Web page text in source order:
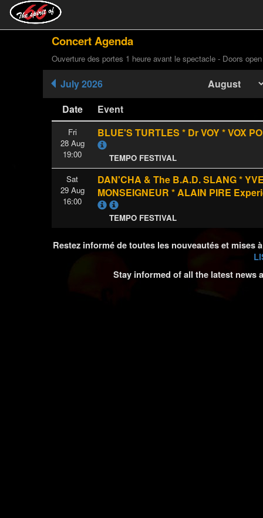
Concert Agenda
Ouverture des portes 1 heure avant le spectacle - Doors
July 2026
Date
Event
Fri
28 Aug
19:00
BLUE'S TURTLES * Dr VOY * VOX
TEMPO FESTIVAL
Sat
29 Aug
16:00
DAN'CHA & The B.A.D. SLANG *
MONSEIGNEUR * ALAIN PIRE
TEMPO FESTIVAL
Restez informé de toutes les nouveautés et
Stay informed of all the latest news